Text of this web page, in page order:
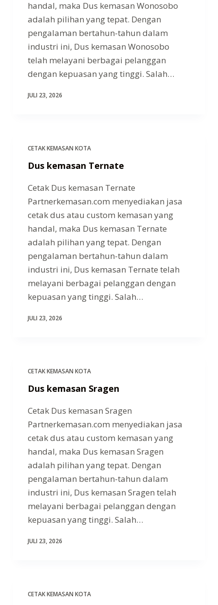
handal, maka Dus kemasan Wonosobo
adalah pilihan yang tepat. Dengan
pengalaman bertahun-tahun dalam
industri ini, Dus kemasan Wonosobo
telah melayani berbagai pelanggan
dengan kepuasan yang tinggi. Salah…
JULI 23, 2026
CETAK KEMASAN KOTA
Dus kemasan Ternate
Cetak Dus kemasan Ternate
Partnerkemasan.com menyediakan jasa
cetak dus atau custom kemasan yang
handal, maka Dus kemasan Ternate
adalah pilihan yang tepat. Dengan
pengalaman bertahun-tahun dalam
industri ini, Dus kemasan Ternate telah
melayani berbagai pelanggan dengan
kepuasan yang tinggi. Salah…
JULI 23, 2026
CETAK KEMASAN KOTA
Dus kemasan Sragen
Cetak Dus kemasan Sragen
Partnerkemasan.com menyediakan jasa
cetak dus atau custom kemasan yang
handal, maka Dus kemasan Sragen
adalah pilihan yang tepat. Dengan
pengalaman bertahun-tahun dalam
industri ini, Dus kemasan Sragen telah
melayani berbagai pelanggan dengan
kepuasan yang tinggi. Salah…
JULI 23, 2026
CETAK KEMASAN KOTA